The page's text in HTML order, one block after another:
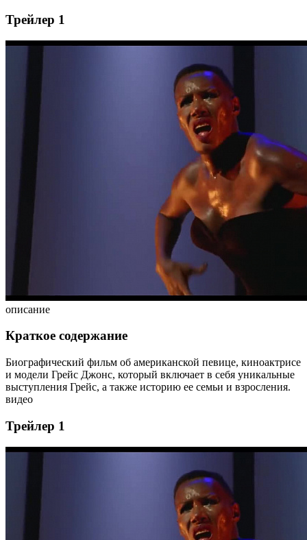
Трейлер 1
описание
Краткое содержание
Биографический фильм об американской певице, киноактрисе
и модели Грейс Джонс, который включает в себя уникальные
выступления Грейс, а также историю ее семьи и взросления.
видео
Трейлер 1